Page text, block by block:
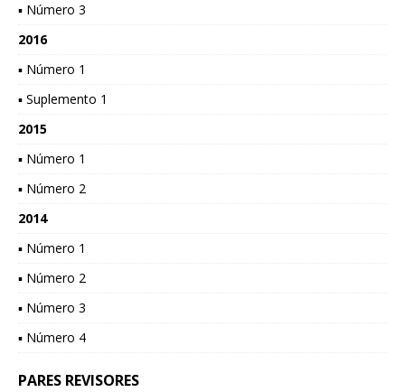
▪ Número 3
2016
▪ Número 1
▪ Suplemento 1
2015
▪ Número 1
▪ Número 2
2014
▪ Número 1
▪ Número 2
▪ Número 3
▪ Número 4
PARES REVISORES